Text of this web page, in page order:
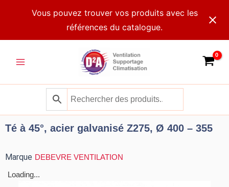
Vous pouvez trouver vos produits avec les
références du catalogue.
Menu
Té à 45°, acier galvanisé Z275, Ø 400 – 355
Marque DEBEVRE VENTILATION
Loading...